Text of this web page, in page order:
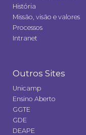
História
Missão, visão e valores
Processos
Intranet
Outros Sites
Unicamp
Ensino Aberto
GGTE
GDE
DEAPE